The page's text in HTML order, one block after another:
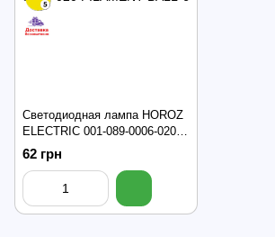
Светодиодная лампа HOROZ
ELECTRIC 001-089-0006-020
FILAMENT BALL-6
62 грн